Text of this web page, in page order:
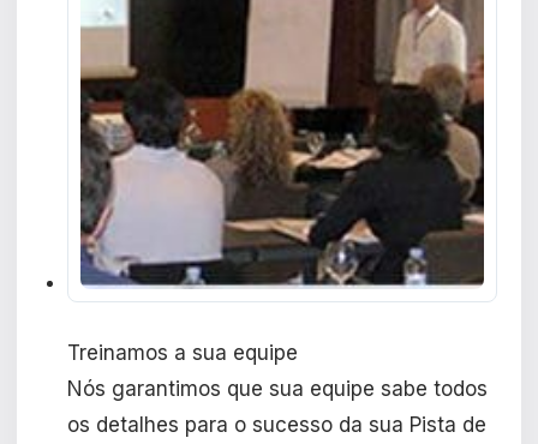
Treinamos a sua equipe
Nós garantimos que sua equipe sabe todos
os detalhes para o sucesso da sua Pista de